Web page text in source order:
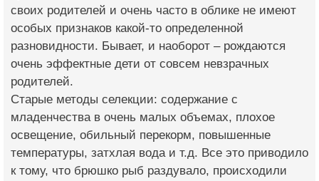
своих родителей и очень часто в облике не имеют
особых признаков какой-то определенной
разновидности. Бывает, и наоборот – рождаются
очень эффектные дети от совсем невзрачных
родителей.
Старые методы селекции: содержание с
младенчества в очень малых объемах, плохое
освещение, обильный перекорм, повышенные
температуры, затхлая вода и т.д. Все это приводило
к тому, что брюшко рыб раздувало, происходили